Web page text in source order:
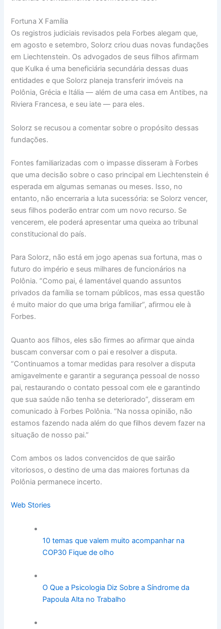
Fortuna X Família
Os registros judiciais revisados pela Forbes alegam que,
em agosto e setembro, Solorz criou duas novas fundações
em Liechtenstein. Os advogados de seus filhos afirmam
que Kulka é uma beneficiária secundária dessas duas
entidades e que Solorz planeja transferir imóveis na
Polônia, Grécia e Itália — além de uma casa em Antibes, na
Riviera Francesa, e seu iate — para eles.
Solorz se recusou a comentar sobre o propósito dessas
fundações.
Fontes familiarizadas com o impasse disseram à Forbes
que uma decisão sobre o caso principal em Liechtenstein é
esperada em algumas semanas ou meses. Isso, no
entanto, não encerraria a luta sucessória: se Solorz vencer,
seus filhos poderão entrar com um novo recurso. Se
vencerem, ele poderá apresentar uma queixa ao tribunal
constitucional do país.
Para Solorz, não está em jogo apenas sua fortuna, mas o
futuro do império e seus milhares de funcionários na
Polônia. “Como pai, é lamentável quando assuntos
privados da família se tornam públicos, mas essa questão
é muito maior do que uma briga familiar”, afirmou ele à
Forbes.
Quanto aos filhos, eles são firmes ao afirmar que ainda
buscam conversar com o pai e resolver a disputa.
“Continuamos a tomar medidas para resolver a disputa
amigavelmente e garantir a segurança pessoal de nosso
pai, restaurando o contato pessoal com ele e garantindo
que sua saúde não tenha se deteriorado”, disseram em
comunicado à Forbes Polônia. “Na nossa opinião, não
estamos fazendo nada além do que filhos devem fazer na
situação de nosso pai.”
Com ambos os lados convencidos de que sairão
vitoriosos, o destino de uma das maiores fortunas da
Polônia permanece incerto.
Web Stories
10 temas que valem muito acompanhar na
COP30 Fique de olho
O Que a Psicologia Diz Sobre a Síndrome da
Papoula Alta no Trabalho